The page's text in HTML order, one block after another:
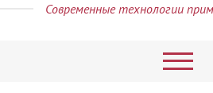
Современные технологии